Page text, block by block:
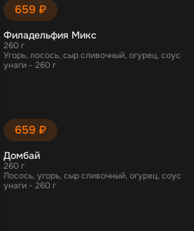
659 ₽
Филадельфия Микс
260 г
Угорь, лосось, сыр сливочный, огурец, соус
унаги - 260 г
659 ₽
Домбай
260 г
Лосось, угорь, сыр сливочный, огурец, соус
унаги - 260 г